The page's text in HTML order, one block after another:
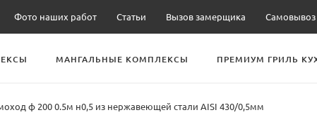
Фото наших работ Статьи Вызов замерщика Самовывоз
МАНГАЛЬНЫЕ КОМПЛЕКСЫ ПРЕМИУМ ГРИЛЬ
ф 200 0.5м н0,5 из нержавеющей стали AISI 430/0,5мм